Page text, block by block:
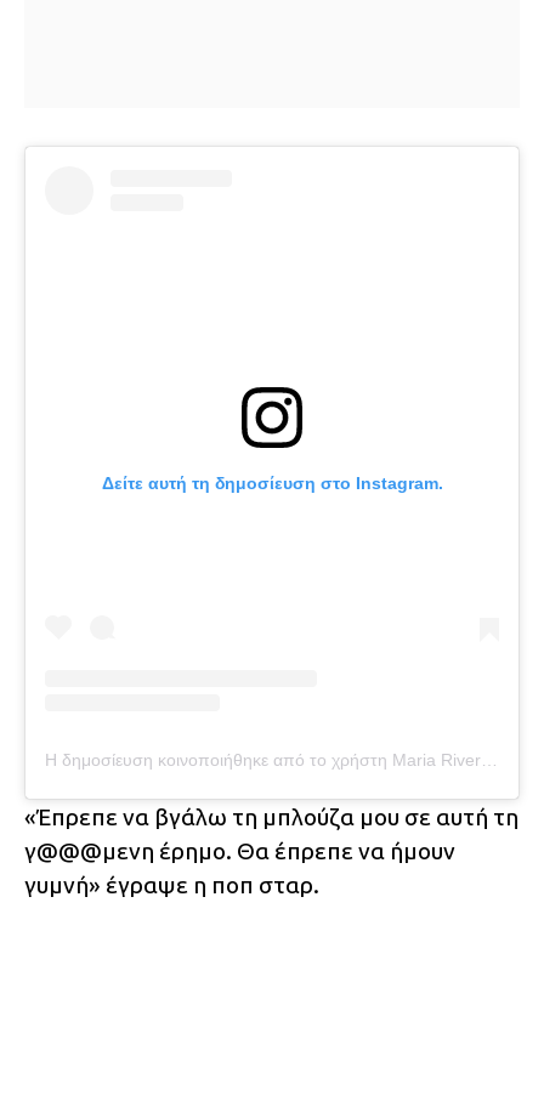
Δείτε αυτή τη δημοσίευση στο Instagram.
«Έπρεπε να βγάλω τη μπλούζα μου σε αυτή τη
γ@@@μενη έρημο. Θα έπρεπε να ήμουν
γυμνή» έγραψε η ποπ σταρ.